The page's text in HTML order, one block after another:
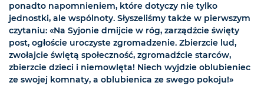
ponadto napomnieniem, które dotyczy nie tylko
jednostki, ale wspólnoty. Słyszeliśmy także w pierwszym
czytaniu: «Na Syjonie dmijcie w róg, zarządźcie święty
post, ogłoście uroczyste zgromadzenie. Zbierzcie lud,
zwołajcie świętą społeczność, zgromadźcie starców,
zbierzcie dzieci i niemowlęta! Niech wyjdzie oblubieniec
ze swojej komnaty, a oblubienica ze swego pokoju!»